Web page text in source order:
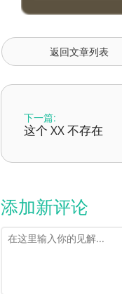
返回文章列表
下一篇:
这个 XX 不存在
添加新评论